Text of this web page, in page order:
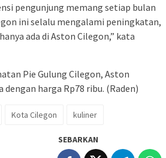
pengunjung memang setiap bulan
ini selalu mengalami peningkatan,
ada di Aston Cilegon,” kata
Pie Gulung Cilegon, Aston
harga Rp78 ribu. (Raden)
Kota Cilegon kuliner
SEBARKAN